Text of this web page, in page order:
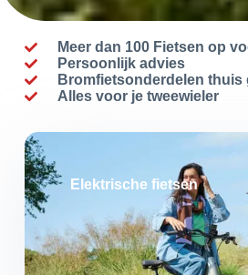
Meer dan 100 Fietsen op
Persoonlijk advies
Bromfietsonderdelen thuis
Alles voor je tweewieler
Elektrische fietsen